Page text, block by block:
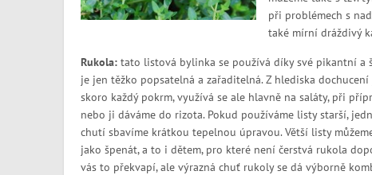
při problémech s
také mírní dráždivý
Rukola: tato listová bylinka se používá díky své pikantní a
je jen těžko popsatelná a zařaditelná. Z hlediska
skoro každý pokrm, využívá se ale hlavně na saláty, při
nebo ji dáváme do rizota. Pokud používáme listy starší,
chutí sbavíme krátkou tepelnou úpravou. Větší listy
jako špenát, a to i dětem, pro které není čerstvá rukola
vás to překvapí, ale výrazná chuť rukoly se dá výborně